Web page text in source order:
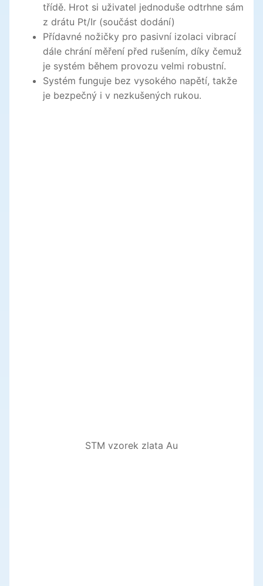
třídě. Hrot si uživatel jednoduše odtrhne sám
z drátu Pt/Ir (součást dodání)
Přídavné nožičky pro pasivní izolaci vibrací
dále chrání měření před rušením, díky čemuž
je systém během provozu velmi robustní.
Systém funguje bez vysokého napětí, takže
je bezpečný i v nezkušených rukou.
STM vzorek zlata Au